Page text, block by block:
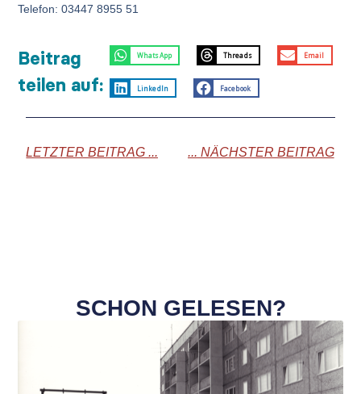
Telefon: 03447 8955 51
Beitrag
teilen auf:
WhatsApp Threads Email
LinkedIn Facebook
LETZTER BEITRAG ... ... NÄCHSTER BEITRAG
SCHON GELESEN?